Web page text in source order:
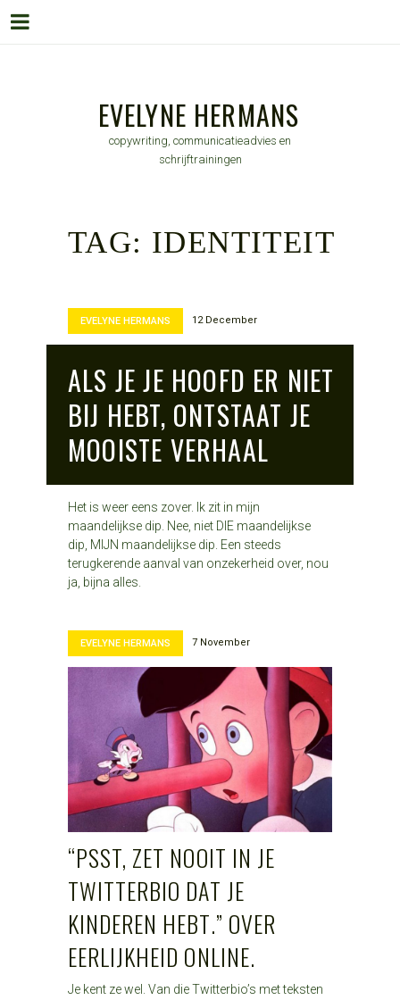
EVELYNE HERMANS
copywriting, communicatieadvies en
schrijftrainingen
TAG: IDENTITEIT
EVELYNE HERMANS 12 December
ALS JE JE HOOFD ER NIET
BIJ HEBT, ONTSTAAT JE
MOOISTE VERHAAL
Het is weer eens zover. Ik zit in mijn
maandelijkse dip. Nee, niet DIE maandelijkse
dip, MIJN maandelijkse dip. Een steeds
terugkerende aanval van onzekerheid over, nou
ja, bijna alles.
EVELYNE HERMANS 7 November
“PSST, ZET NOOIT IN JE
TWITTERBIO DAT JE
KINDEREN HEBT.” OVER
EERLIJKHEID ONLINE.
Je kent ze wel. Van die Twitterbio’s met teksten
Menu